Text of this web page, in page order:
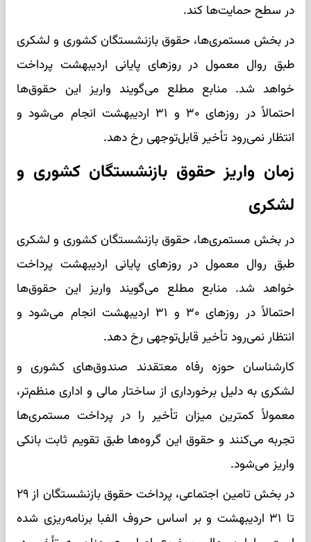
در سطح حمایت‌ها کند.
در بخش مستمری‌ها، حقوق بازنشستگان کشوری و لشکری
طبق روال معمول در روزهای پایانی اردیبهشت پرداخت
خواهد شد. منابع مطلع می‌گویند واریز این حقوق‌ها
احتمالاً در روزهای ۳۰ و ۳۱ اردیبهشت انجام می‌شود و
انتظار نمی‌رود تأخیر قابل‌توجهی رخ دهد.
زمان واریز حقوق بازنشستگان کشوری و
لشکری
در بخش مستمری‌ها، حقوق بازنشستگان کشوری و لشکری
طبق روال معمول در روزهای پایانی اردیبهشت پرداخت
خواهد شد. منابع مطلع می‌گویند واریز این حقوق‌ها
احتمالاً در روزهای ۳۰ و ۳۱ اردیبهشت انجام می‌شود و
انتظار نمی‌رود تأخیر قابل‌توجهی رخ دهد.
کارشناسان حوزه رفاه معتقدند صندوق‌های کشوری و
لشکری به دلیل برخورداری از ساختار مالی و اداری منظم‌تر،
معمولاً کمترین میزان تأخیر را در پرداخت مستمری‌ها
تجربه می‌کنند و حقوق این گروه‌ها طبق تقویم ثابت بانکی
واریز می‌شود.
در بخش تامین اجتماعی، پرداخت حقوق بازنشستگان از ۲۹
تا ۳۱ اردیبهشت و بر اساس حروف الفبا برنامه‌ریزی شده